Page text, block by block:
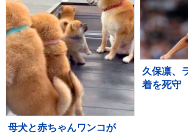
光景に反響「なんて尊い
の」「姿勢がｗ」
母犬と赤ちゃんワンコが
久保凛、
着を死守